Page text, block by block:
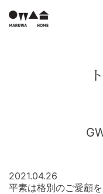
2021.04.26
平素は格別のご愛顧